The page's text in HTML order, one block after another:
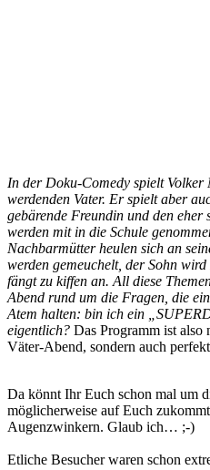
In der Doku-Comedy spielt
werdenden Vater. Er spielt aber
gebärende Freundin und den
werden mit in die Schule
Nachbarmütter heulen sich an
werden gemeuchelt, der Sohn
fängt zu kiffen an. All diese
Abend rund um die Fragen, die
Atem halten: bin ich ein
eigentlich? Das Programm ist also
Väter-Abend, sondern auch
Da könnt Ihr Euch schon mal um
möglicherweise auf Euch
Augenzwinkern. Glaub ich… ;-)
Etliche Besucher waren schon